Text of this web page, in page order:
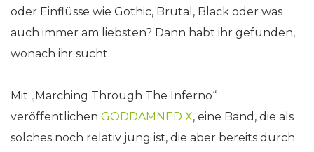
oder Einflüsse wie Gothic, Brutal, Black oder was
auch immer am liebsten? Dann habt ihr gefunden,
wonach ihr sucht.
Mit „Marching Through The Inferno“
veröffentlichen GODDAMNED X, eine Band, die als
solches noch relativ jung ist, die aber bereits durch